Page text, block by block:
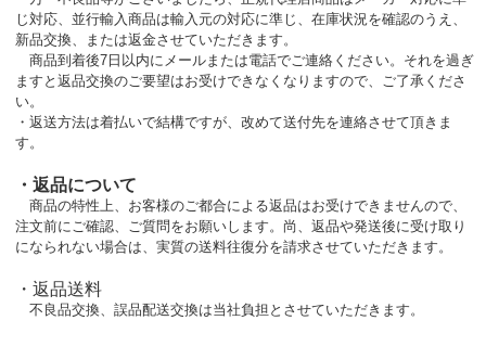
じ対応、並行輸入商品は輸入元の対応に準じ、在庫状況を確認のうえ、
新品交換、または返金させていただきます。
商品到着後7日以内にメールまたは電話でご連絡ください。それを過ぎ
ますと返品交換のご要望はお受けできなくなりますので、ご了承くださ
い。
・返送方法は着払いで結構ですが、改めて送付先を連絡させて頂きま
す。
・返品について
商品の特性上、お客様のご都合による返品はお受けできませんので、
注文前にご確認、ご質問をお願いします。尚、返品や発送後に受け取り
になられない場合は、実質の送料往復分を請求させていただきます。
・返品送料
不良品交換、誤品配送交換は当社負担とさせていただきます。